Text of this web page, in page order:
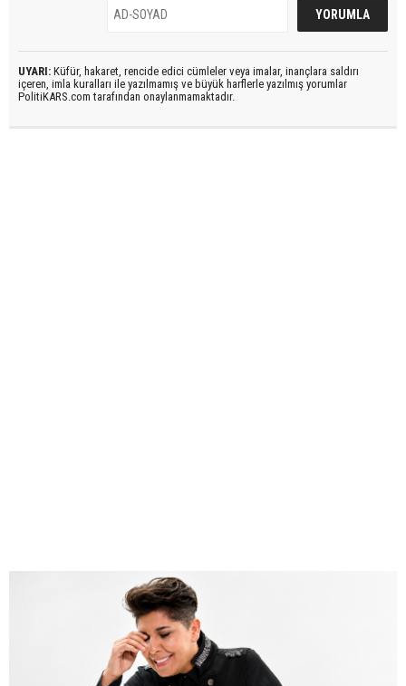
UYARI: Küfür, hakaret, rencide edici cümleler veya imalar, inançlara saldırı
içeren, imla kuralları ile yazılmamış ve büyük harflerle yazılmış yorumlar
PolitiKARS.com tarafından onaylanmamaktadır.